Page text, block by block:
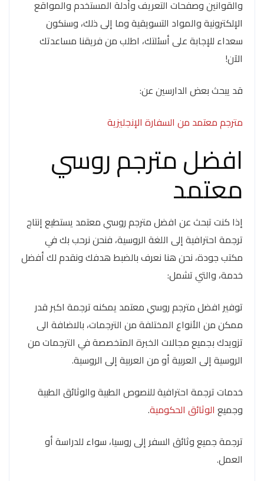
والقوانين وصفحات التعريف وأدلة المستخدم والمواقع
الإلكترونية والمواد التسويقية وما إلى ذلك، وسنكون
سعداء للإجابة على أسئلتك، اطلب من فريقنا مساعدتك
الآن!
قد يبحث بعض الدارسين عن:
مترجم معتمد من السفارة الإنجليزية
افضل مترجم روسي
معتمد
إذا كنت تبحث عن افضل مترجم روسي معتمد يستطيع إنتاج
ترجمة احترافية إلى اللغة الروسية، فنحن نرحب بك في
مكتب جودة، نحن هنا نعرف بالضبط هدفك ونقدم لك أفضل
خدمة، والتي تشمل:
توفير افضل مترجم روسي معتمد يمكنه ترجمة اكبر قدر
ممكن من الأنواع المختلفة من الترجمات، بالاضافة الى
تزويدك بجميع مجالات الخبرة المتخصصة في الترجمات من
الروسية إلى العربية أو من العربية إلى الروسية.
خدمات ترجمة احترافية للنصوص الطبية والوثائق الطبية
وجميع الوثائق الحكومية.
ترجمة جميع وثائق السفر إلى روسيا، سواء للدراسة أو
العمل.